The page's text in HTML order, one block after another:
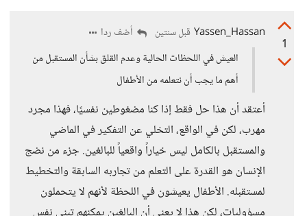
1
Yassen_Hassan قبل سنتين
أضف ردا
العيش في اللحظات الحالية وعدم القلق بشأن المستقبل من
أهم ما يجب أن نتعلمه من الأطفال
أعتقد أن هذا حل فقط إذا كنا مضغوطين نفسيًا، فهذا مجرد
مهرب، لكن في الواقع، التخلي عن التفكير في الماضي
والمستقبل بالكامل ليس خياراً واقعياً للبالغين. جزء من نضج
الإنسان هو القدرة على التعلم من تجاربه السابقة والتخطيط
لمستقبله. الأطفال يعيشون في اللحظة لأنهم لا يتحملون